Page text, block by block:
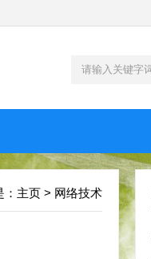
主页 > 网络技术